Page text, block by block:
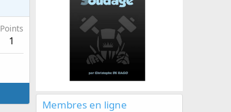
Points
1
Membres en ligne